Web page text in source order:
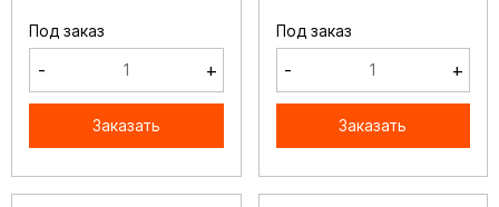
Под заказ
- +
Заказать
Под заказ
- +
Заказать